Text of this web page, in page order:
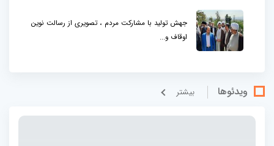
جهش تولید با مشارکت مردم ، تصویری از رسالت نوین
اوقاف و...
ویدئوها بيشتر